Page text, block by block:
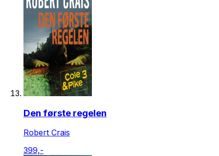
Den første regelen
Robert Crais
399,-